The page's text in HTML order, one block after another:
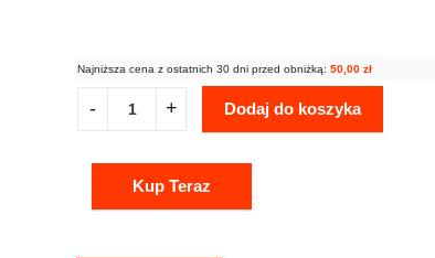
Najniższa cena z ostatnich 30 dni przed obniżką: 50,00 zł
Dodaj do koszyka
Kup Teraz